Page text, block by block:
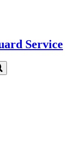
Service